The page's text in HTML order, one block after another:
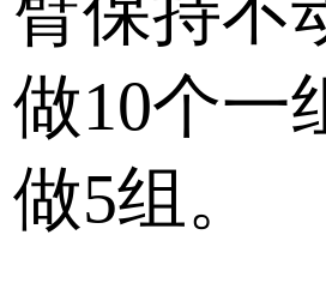
做10个一
做5组。